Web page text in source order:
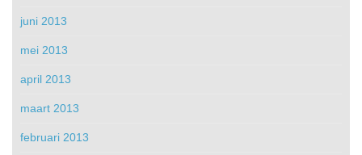
juni 2013
mei 2013
april 2013
maart 2013
februari 2013